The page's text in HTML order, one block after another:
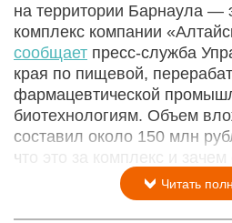
на территории Барнаула —
комплекс компании
сообщает пресс-служба
края по пищевой,
фармацевтической
биотехнологиям. Объем
составил около 150 млн
что это за комплекс и зачем
Читать